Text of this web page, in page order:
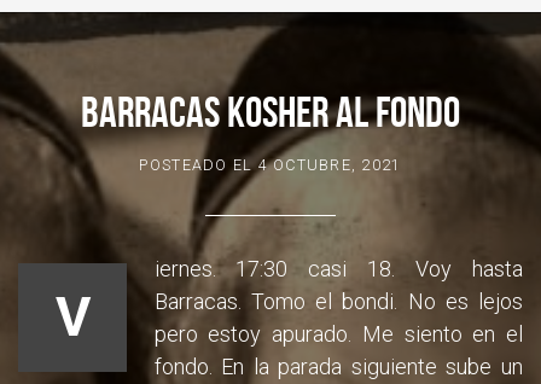
BARRACAS KOSHER AL FONDO
POSTEADO EL4 OCTUBRE, 2021
V
iernes. 17:30 casi 18. Voy hasta
Barracas. Tomo el bondi. No es lejos
pero estoy apurado. Me siento en el
fondo. En la parada siguiente sube un